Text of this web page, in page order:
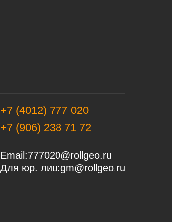
+7 (4012) 777-020
+7 (906) 238 71 72
Email:777020@rollgeo.ru
Для юр. лиц:gm@rollgeo.ru